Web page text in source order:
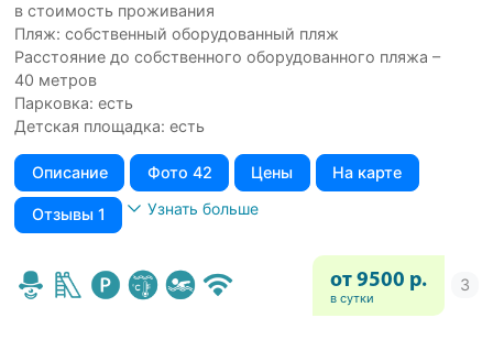
в стоимость проживания
Пляж: собственный оборудованный пляж
Расстояние до собственного оборудованного пляжа –
40 метров
Парковка: есть
Детская площадка: есть
Описание Фото 42 Цены На карте
Отзывы 1 Узнать больше
от 9500 р.
в сутки